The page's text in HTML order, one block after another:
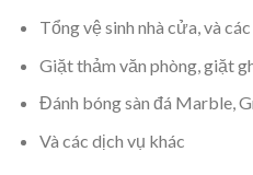
Tổng vệ sinh nhà cửa, và
Giặt thảm văn phòng, giặt
Đánh bóng sàn đá Marble,
Và các dịch vụ khác